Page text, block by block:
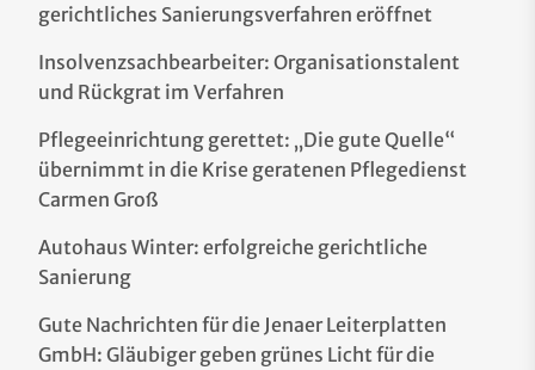
gerichtliches Sanierungsverfahren eröffnet
Insolvenzsachbearbeiter: Organisationstalent
und Rückgrat im Verfahren
Pflegeeinrichtung gerettet: „Die gute Quelle“
übernimmt in die Krise geratenen Pflegedienst
Carmen Groß
Autohaus Winter: erfolgreiche gerichtliche
Sanierung
Gute Nachrichten für die Jenaer Leiterplatten
GmbH: Gläubiger geben grünes Licht für die